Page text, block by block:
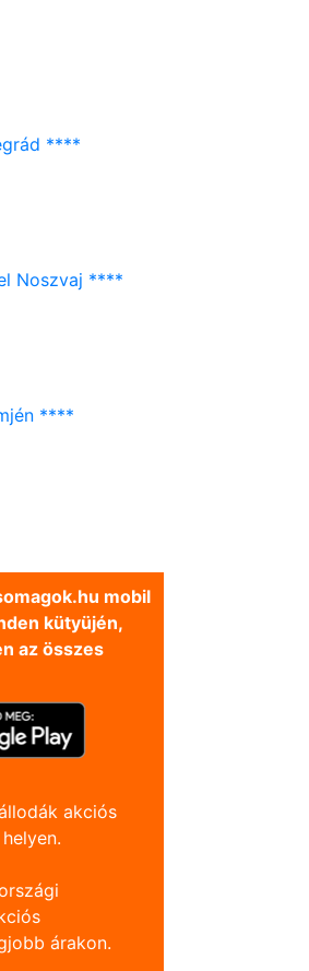
****
Noszvaj ****
****
mobil
kütyüjén,
az összes
akciós
árakon.